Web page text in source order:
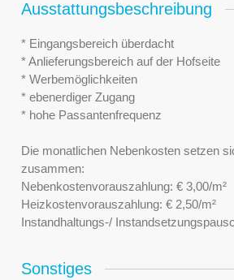
Ausstattungsbeschreibung
* Eingangsbereich überdacht
* Anlieferungsbereich auf der Hofseite
* Werbemöglichkeiten
* ebenerdiger Zugang
* hohe Passantenfrequenz
Die monatlichen Nebenkosten setzen
zusammen:
Nebenkostenvorauszahlung: € 3,00/m²
Heizkostenvorauszahlung: € 2,50/m²
Instandhaltungs-/
Sonstiges